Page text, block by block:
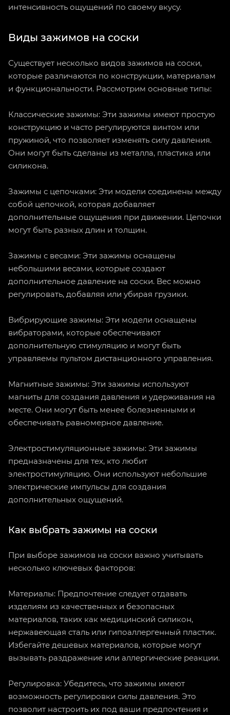
интенсивность ощущений по своему вкусу.
Виды зажимов на соски
Существует несколько видов зажимов на соски,
которые различаются по конструкции, материалам
и функциональности. Рассмотрим основные типы:
Классические зажимы: Эти зажимы имеют простую
конструкцию и часто регулируются винтом или
пружиной, что позволяет изменять силу давления.
Они могут быть сделаны из металла, пластика или
силикона.
Зажимы с цепочками: Эти модели соединены между
собой цепочкой, которая добавляет
дополнительные ощущения при движении. Цепочки
могут быть разных длин и толщин.
Зажимы с весами: Эти зажимы оснащены
небольшими весами, которые создают
дополнительное давление на соски. Вес можно
регулировать, добавляя или убирая грузики.
Вибрирующие зажимы: Эти модели оснащены
вибраторами, которые обеспечивают
дополнительную стимуляцию и могут быть
управляемы пультом дистанционного управления.
Магнитные зажимы: Эти зажимы используют
магниты для создания давления и удерживания на
месте. Они могут быть менее болезненными и
обеспечивать равномерное давление.
Электростимуляционные зажимы: Эти зажимы
предназначены для тех, кто любит
электростимуляцию. Они используют небольшие
электрические импульсы для создания
дополнительных ощущений.
Как выбрать зажимы на соски
При выборе зажимов на соски важно учитывать
несколько ключевых факторов:
Материалы: Предпочтение следует отдавать
изделиям из качественных и безопасных
материалов, таких как медицинский силикон,
нержавеющая сталь или гипоаллергенный пластик.
Избегайте дешевых материалов, которые могут
вызывать раздражение или аллергические реакции.
Регулировка: Убедитесь, что зажимы имеют
возможность регулировки силы давления. Это
позволит настроить их под ваши предпочтения и